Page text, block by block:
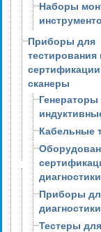
Наборы
Приборы для
тестирования
сканеры
Генераторы
Кабельные
диагностики
Приборы
Тестеры для